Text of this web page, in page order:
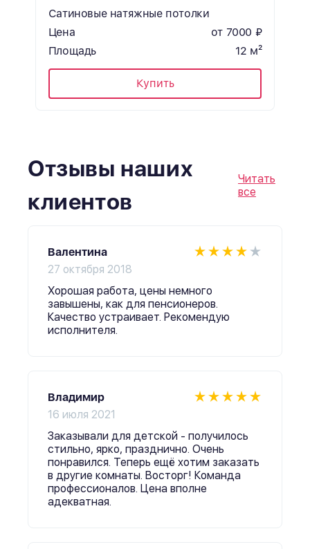
Сатиновые натяжные потолки
Цена
от 7000 ₽
Площадь
12 м²
Купить
Отзывы наших
клиентов
Читать
все
Валентина
27 октября 2018
Хорошая работа, цены немного
завышены, как для пенсионеров.
Качество устраивает. Рекомендую
исполнителя.
Владимир
16 июля 2021
Заказывали для детской - получилось
стильно, ярко, празднично. Очень
понравился. Теперь ещё хотим заказать
в другие комнаты. Восторг! Команда
профессионалов. Цена вполне
адекватная.